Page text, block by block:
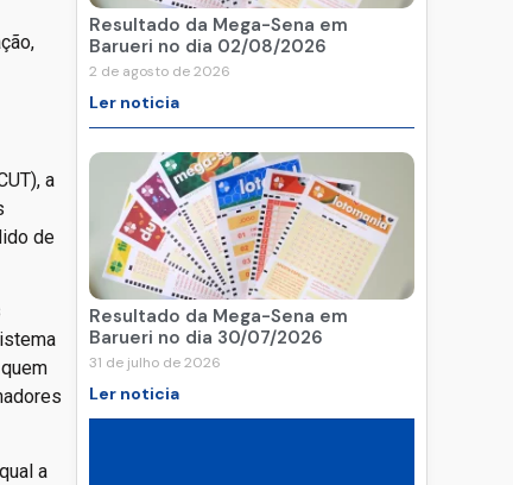
a
de
a
Resultado da Mega-Sena em
Barueri no dia 02/08/2026
2 de agosto de 2026
Ler noticia
Resultado da Mega-Sena em
Barueri no dia 30/07/2026
31 de julho de 2026
Ler noticia